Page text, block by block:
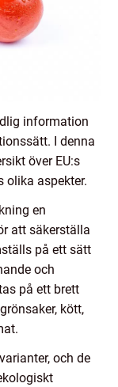
information
I denna
över EU:s
olika aspekter.
en
att säkerställa
på ett sätt
och
på ett brett
kött,
och de